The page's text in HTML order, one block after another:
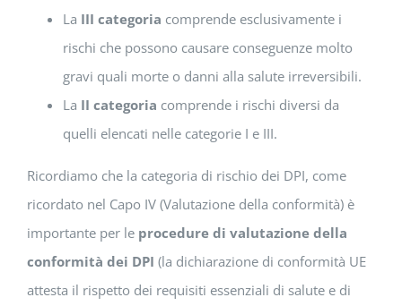
La III categoria comprende esclusivamente i
rischi che possono causare conseguenze molto
gravi quali morte o danni alla salute irreversibili.
La II categoria comprende i rischi diversi da
quelli elencati nelle categorie I e III.
Ricordiamo che la categoria di rischio dei DPI, come
ricordato nel Capo IV (Valutazione della conformità) è
importante per le procedure di valutazione della
conformità dei DPI (la dichiarazione di conformità UE
attesta il rispetto dei requisiti essenziali di salute e di